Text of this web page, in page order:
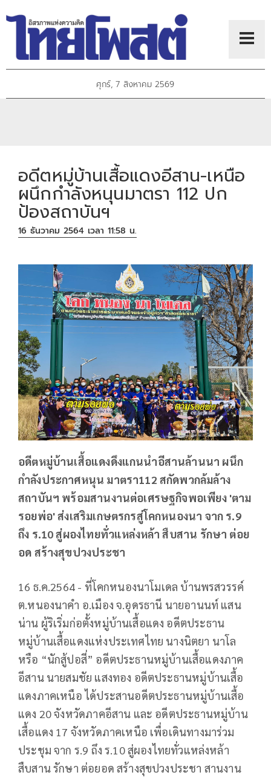
ศุกร์, 7 สิงหาคม 2569
อดีตหมู่บ้านเสื้อแดงอีสาน-เหนือ
ผนึกกำลังหนุนมาตรา 112 ปก
ป้องสถาบันฯ
16 ธันวาคม 2564 เวลา 11:58 น.
อดีตหมู่บ้านเสื้อแดงดึงแกนนำอีสานล้านนา ผนึก
กำลังประกาศหนุน มาตรา112 สกัดพวกล้มล้าง
สถาบันฯ พร้อมสานงานต่อเศรษฐกิจพอเพียง 'ตาม
รอยพ่อ' ส่งเสริมเกษตรกรสู่โคกหนองนา จาก ร.9
ถึง ร.10 สู่ผองไทยทั่วแหล่งหล้า สืบสาน รักษา ต่อย
อด สร้างสุขปวงประชา
16 ธ.ค.2564 - ที่โคกหนองนาโมเดล บ้านพรสวรรค์
ต.หนองนาคำ อ.เมือง จ.อุดรธานี นายอานนท์ แสน
น่าน ผู้ริเริ่มก่อตั้งหมู่บ้านเสื้อแดง อดีตประธาน
หมู่บ้านเสื้อแดงแห่งประเทศไทย นางนิตยา นาโล
หรือ “นักสู้ปอสี่” อดีตประธานหมู่บ้านเสื้อแดงภาค
อีสาน นายสมชัย แสงทอง อดีตประธานหมู่บ้านเสื้อ
แดงภาคเหนือ ได้ประสานอดีตประธานหมู่บ้านเสื้อ
แดง 20 จังหวัดภาคอีสาน และ อดีตประธานหมู่บ้าน
เสื้อแดง 17 จังหวัดภาคเหนือ เพื่อเดินทางมาร่วม
ประชุม จาก ร.9 ถึง ร.10 สู่ผองไทยทั่วแหล่งหล้า
สืบสาน รักษา ต่อยอด สร้างสุขปวงประชา สานงาน